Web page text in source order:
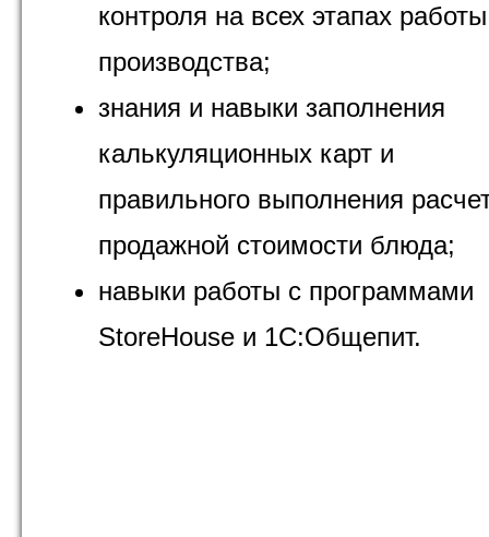
контроля на всех этапах работы
производства;
знания и навыки заполнения
калькуляционных карт и
правильного выполнения
продажной стоимости блюда;
навыки работы с программами
StoreHouse и 1С:Общепит.